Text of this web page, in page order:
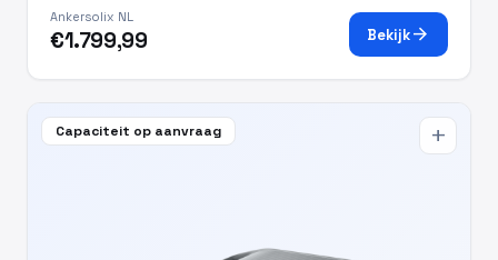
Ankersolix NL
€1.799,99 Bekijkarrow_forward
Capaciteit op aanvraag add